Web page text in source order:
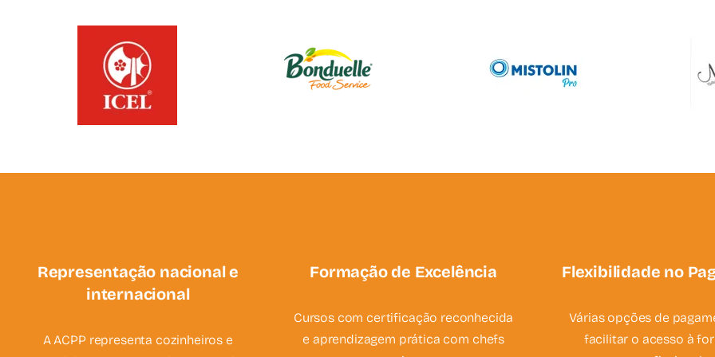
Representação nacional e
internacional
A ACPP representa cozinheiros e
Formação de Excelência
Cursos com certificação reconhecida
e aprendizagem prática com chefs
Flexibilidade no
Várias opções de
facilitar o acesso à